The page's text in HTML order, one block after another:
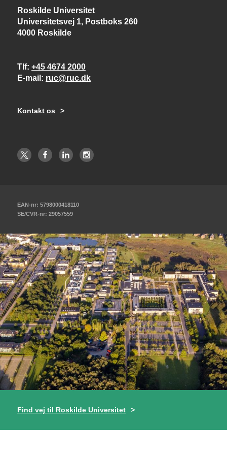
Roskilde Universitet
Universitetsvej 1, Postboks 260
4000 Roskilde
Tlf +45 4674 2000
E-mail
ruc@ruc.dk
Kontakt os
EAN-nr: 5798000418110
SE/CVR-nr: 29057559
Find vej til Roskilde Universitet